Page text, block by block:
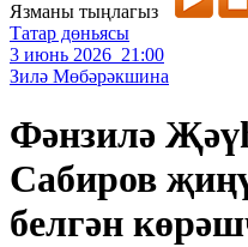
Язманы тыңлагыз
Татар дөньясы
3 июнь 2026 21:00
Зилә Мөбәрәкшина
Фәнзилә
Сабиров
белгән